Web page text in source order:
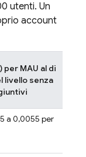
utenti. Un
account
per MAU al di
livello senza
a 0,0055 per